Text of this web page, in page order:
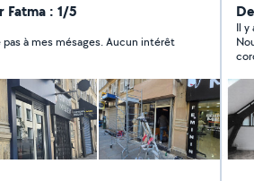
garantie . Rénovation
FABRICATION DES MEUBLES
Fatma : 1/5
à mes mésages. Aucun intérêt
Il y